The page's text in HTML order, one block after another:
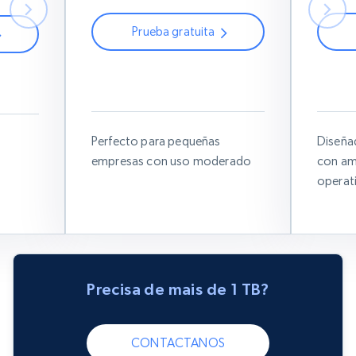
Prueba gratuita
Perfecto para pequeñas
empresas con uso moderado
con
Precisa de mais de 1 TB?
CONTACTANOS